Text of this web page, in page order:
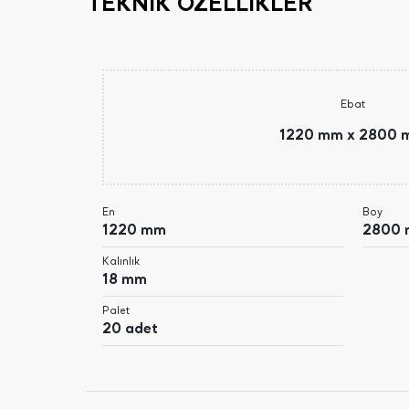
Ebat
1220 mm x 2800
En
1220 mm
Kalınlık
18 mm
Palet
20 adet
Boy
2800